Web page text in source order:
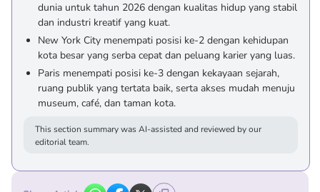
dunia untuk tahun 2026 dengan kualitas hidup yang stabil
dan industri kreatif yang kuat.
New York City menempati posisi ke-2 dengan kehidupan
kota besar yang serba cepat dan peluang karier yang luas.
Paris menempati posisi ke-3 dengan kekayaan sejarah,
ruang publik yang tertata baik, serta akses mudah menuju
museum, café, dan taman kota.
This section summary was AI-assisted and reviewed by our
editorial team.